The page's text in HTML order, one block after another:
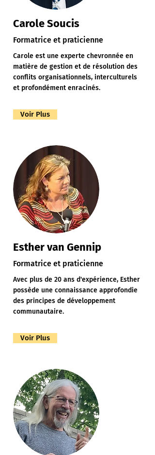
Carole Soucis
Formatrice et praticienne
Carole est une experte chevronnée en
matière de gestion et de résolution des
conflits organisationnels, interculturels
et profondément enracinés.
Voir Plus
Esther van Gennip
Formatrice et praticienne
Avec plus de 20 ans d'expérience, Esther
possède une connaissance approfondie
des principes de développement
communautaire.
Voir Plus